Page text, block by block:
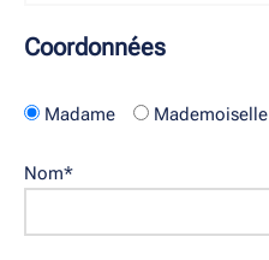
Coordonnées
Madame Mademoiselle
Nom*